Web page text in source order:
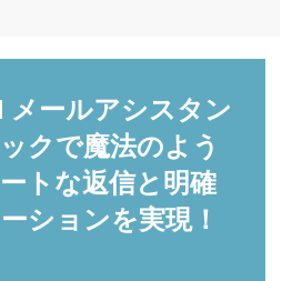
ールアシスタン
クで魔法のよう
トな返信と明確
ションを実現！